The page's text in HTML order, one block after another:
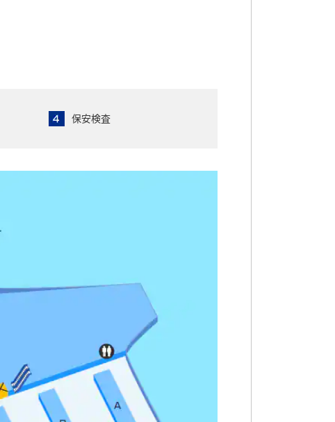
保安検査